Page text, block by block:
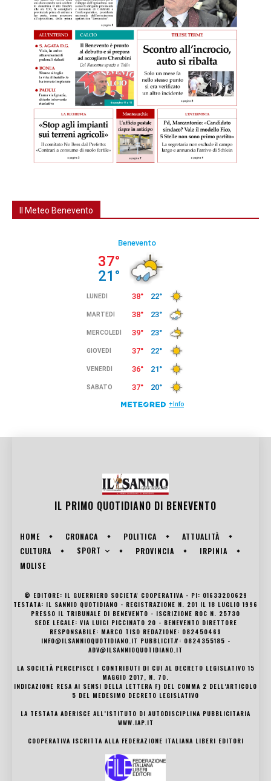
Il Meteo Benevento
IL PRIMO QUOTIDIANO DI BENEVENTO
HOME CRONACA POLITICA
ATTUALITÀ
CULTURA
SPORT PROVINCIA
IRPINIA
MOLISE
© EDITORE: IL GUERRIERO SOCIETA' COOPERATIVA - PI: 01633200629
TESTATA: IL SANNIO QUOTIDIANO - REGISTRAZIONE N. 201 IL 18 LUGLIO 1996
PRESSO IL TRIBUNALE DI BENEVENTO - ISCRIZIONE ROC N. 25730
SEDE LEGALE: VIA LUIGI PICCINATO 20 - BENEVENTO DIRETTORE
RESPONSABILE: MARCO TISO REDAZIONE: 082450469
INFO@ILSANNIOQUOTIDIANO.IT PUBBLICITA': 0824355185 -
ADV@ILSANNIOQUOTIDIANO.IT
LA SOCIETÀ PERCEPISCE I CONTRIBUTI DI CUI AL DECRETO LEGISLATIVO 15
MAGGIO 2017, N. 70.
INDICAZIONE RESA AI SENSI DELLA LETTERA F) DEL COMMA 2 DELL’ARTICOLO
5 DEL MEDESIMO DECRETO LEGISLATIVO
LA TESTATA ADERISCE ALL’ISTITUTO DI AUTODISCIPLINA PUBBLICITARIA
WWW.IAP.IT
COOPERATIVA ISCRITTA ALLA FEDERAZIONE ITALIANA LIBERI EDITORI